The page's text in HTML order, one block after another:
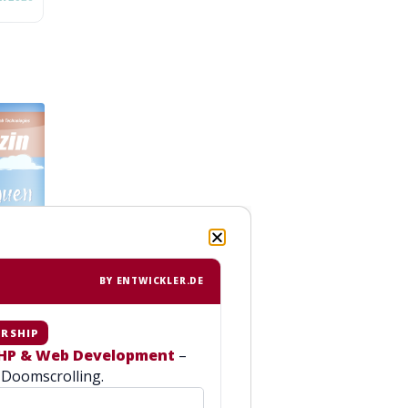
PHP Magazin
BY ENTWICKLER.DE
& Web Development –